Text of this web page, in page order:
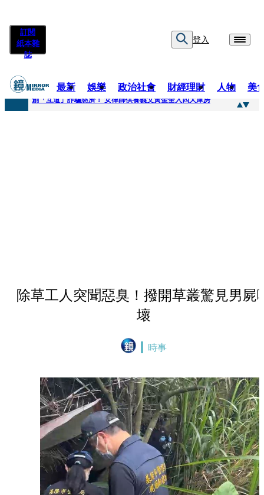
訂閱
紙本雜
誌
登入
最新 娛樂 政治社會 財經理財 人物 美
快訊
創「互道」詐騙慈濟！ 女律師供養義父黃金全入四大庫房
除草工人突聞惡臭！撥開草叢驚見男屍
壞
時事